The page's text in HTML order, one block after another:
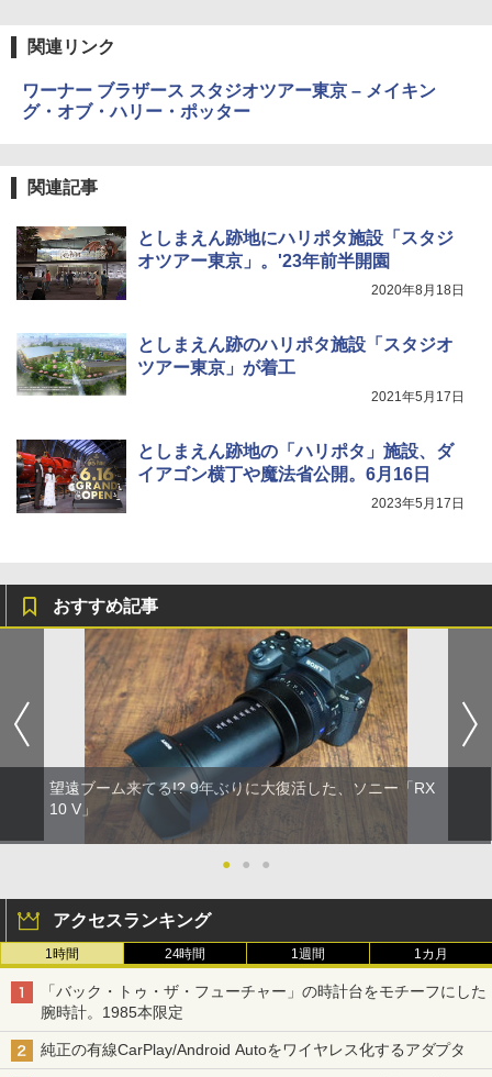
関連リンク
ワーナー ブラザース スタジオツアー東京 – メイキン
グ・オブ・ハリー・ポッター
関連記事
としまえん跡地にハリポタ施設「スタジ
オツアー東京」。'23年前半開園
2020年8月18日
としまえん跡のハリポタ施設「スタジオ
ツアー東京」が着工
2021年5月17日
としまえん跡地の「ハリポタ」施設、ダ
イアゴン横丁や魔法省公開。6月16日
2023年5月17日
おすすめ記事
望遠ブーム来てる!? 9年ぶりに大復活した、ソニー「RX
10 V」
● ● ●
アクセスランキング
1時間 24時間 1週間 1カ月
「バック・トゥ・ザ・フューチャー」の時計台をモチーフにした
腕時計。1985本限定
純正の有線CarPlay/Android Autoをワイヤレス化するアダプタ